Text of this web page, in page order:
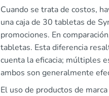
Cuando se trata de costos,
una caja de 30 tabletas de
promociones. En
tabletas. Esta diferencia
cuenta la eficacia; múltiples
ambos son generalmente
El uso de productos de